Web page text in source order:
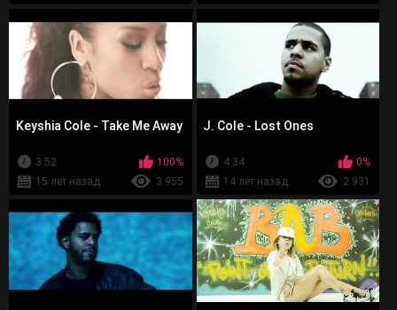
Keyshia Cole - Take Me Away
3:52
100%
15 лет назад
3 955
J. Cole - Lost Ones
4:34
0%
14 лет назад
2 931